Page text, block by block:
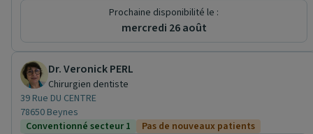
Prochaine disponibilité le :
mercredi 26 août
Dr. Veronick PERL
Chirurgien dentiste
39 Rue DU CENTRE
78650 Beynes
Conventionné secteur 1
Pas de nouveaux patients